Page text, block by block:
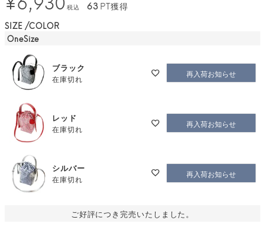
税込 63PT獲得
SIZE COLOR
OneSize
ブラック
在庫切れ 再入荷お知らせ
レッド
在庫切れ 再入荷お知らせ
シルバー
在庫切れ 再入荷お知らせ
ご好評につき完売いたしました。